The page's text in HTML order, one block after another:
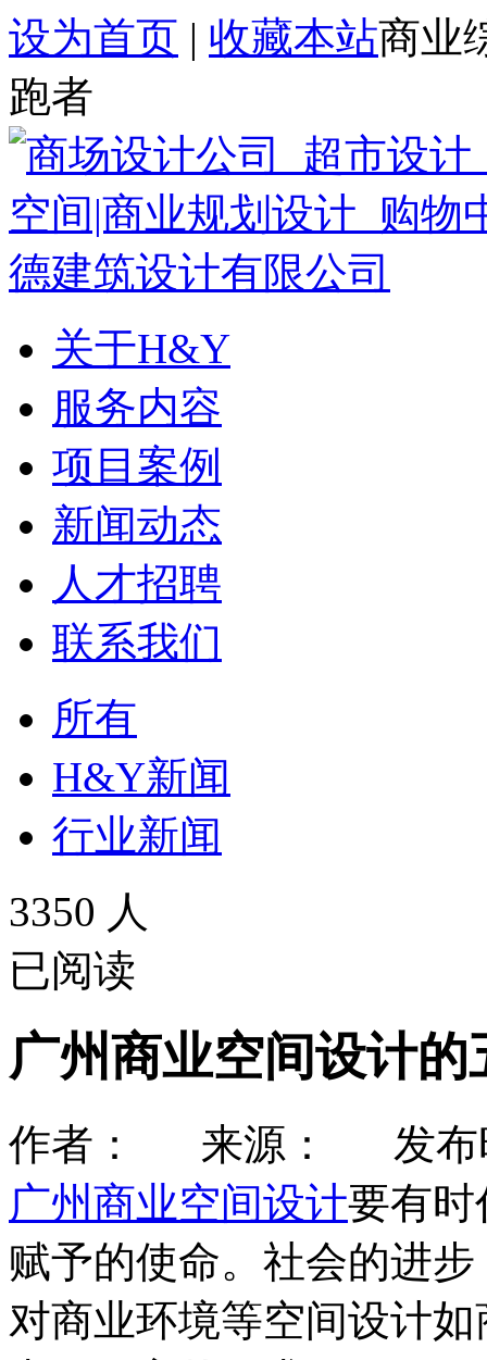
设为首页 | 收藏本站商业
跑者
关于H&Y
服务内容
项目案例
新闻动态
人才招聘
联系我们
所有
H&Y新闻
行业新闻
3350 人
已阅读
广州商业空间设计的
作者： 来源： 发布时
广州商业空间设计要有时
赋予的使命。社会的进
对商业环境等空间设计